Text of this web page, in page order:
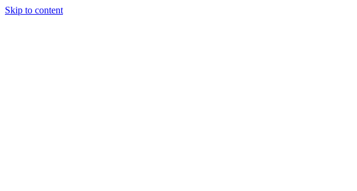
Skip to content